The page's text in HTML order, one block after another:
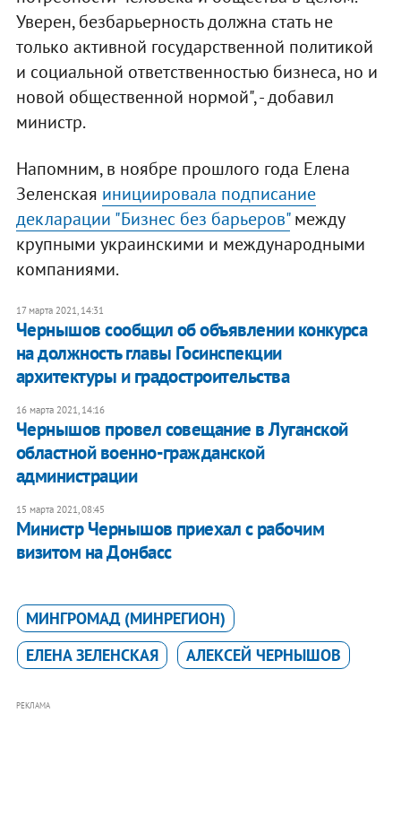
Уверен, безбарьерность должна стать не
только активной государственной политикой
и социальной ответственностью бизнеса, но и
новой общественной нормой", - добавил
министр.
Напомним, в ноябре прошлого года Елена
Зеленская инициировала подписание
декларации "Бизнес без барьеров"между
крупными украинскими и международными
компаниями.
17 марта 2021, 14:31
Чернышов сообщил об объявлении конкурса
на должность главы Госинспекции
архитектуры и градостроительства
16 марта 2021, 14:16
Чернышов провел совещание в Луганской
областной военно-гражданской
администрации
15 марта 2021, 08:45
Министр Чернышов приехал с рабочим
визитом на Донбасс
МИНГРОМАД (МИНРЕГИОН)
ЕЛЕНА ЗЕЛЕНСКАЯ
АЛЕКСЕЙ ЧЕРНЫШОВ
РЕКЛАМА